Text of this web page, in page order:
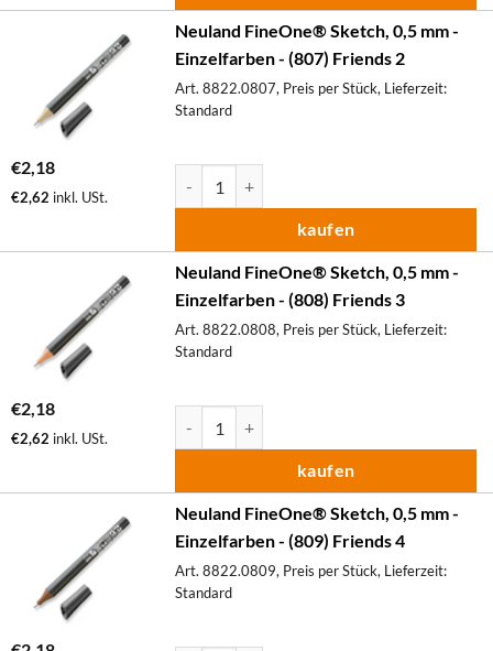
Neuland FineOne® Sketch, 0,5 mm -
Einzelfarben - (807) Friends 2
Art. 8822.0807, Preis per Stück, Lieferzeit:
Standard
€2,18
€2,62 inkl. USt.
kaufen
Neuland FineOne® Sketch, 0,5 mm -
Einzelfarben - (808) Friends 3
Art. 8822.0808, Preis per Stück, Lieferzeit:
Standard
€2,18
€2,62 inkl. USt.
kaufen
Neuland FineOne® Sketch, 0,5 mm -
Einzelfarben - (809) Friends 4
Art. 8822.0809, Preis per Stück, Lieferzeit:
Standard